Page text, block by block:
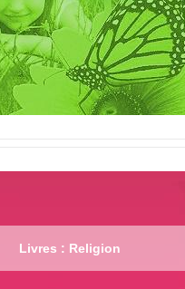
Livres : Religion